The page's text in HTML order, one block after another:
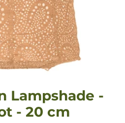
Lampshade -
- 20 cm